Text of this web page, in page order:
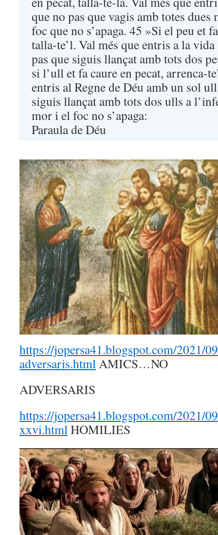
que no pas que vagis amb totes dues
foc que no s’apaga. 45 »Si el peu et
talla-te’l. Val més que entris a la vida
pas que siguis llançat amb tots dos
si l’ull et fa caure en pecat, arrenca-
entris al Regne de Déu amb un sol
siguis llançat amb tots dos ulls a
mor i el foc no s’apaga:
Paraula de Déu
https://jopersa41.blogspot.com/2021/
adversaris.htmlAMICS…NO
ADVERSARIS
https://jopersa41.blogspot.com/2021/
xxvi.htmlHOMILIES